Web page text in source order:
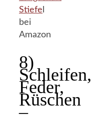
Stiefe
bei
Amazon
8)
Schleifen,
Feder,
Rüschen